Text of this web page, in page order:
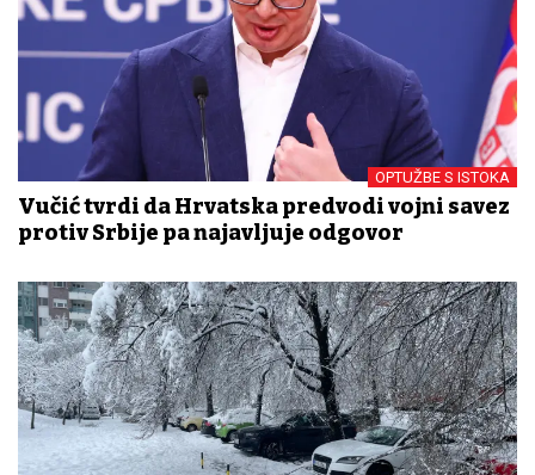
OPTUŽBE S ISTOKA
Vučić tvrdi da Hrvatska predvodi vojni savez
protiv Srbije pa najavljuje odgovor